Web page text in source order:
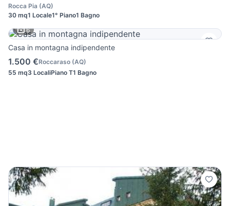
Rocca Pia (AQ)
30 mq1 Locale1° Piano1 Bagno
6
Casa in montagna indipendente
1.500 €Roccaraso (AQ)
55 mq3 LocaliPiano T1 Bagno